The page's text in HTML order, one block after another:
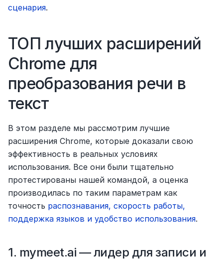
сценария.
ТОП лучших расширений
Chrome для
преобразования речи в
текст
В этом разделе мы рассмотрим лучшие
расширения Chrome, которые доказали свою
эффективность в реальных условиях
использования. Все они были тщательно
протестированы нашей командой, а оценка
производилась по таким параметрам как
точность распознавания, скорость работы,
поддержка языков и удобство использования.
1. mymeet.ai — лидер для записи и